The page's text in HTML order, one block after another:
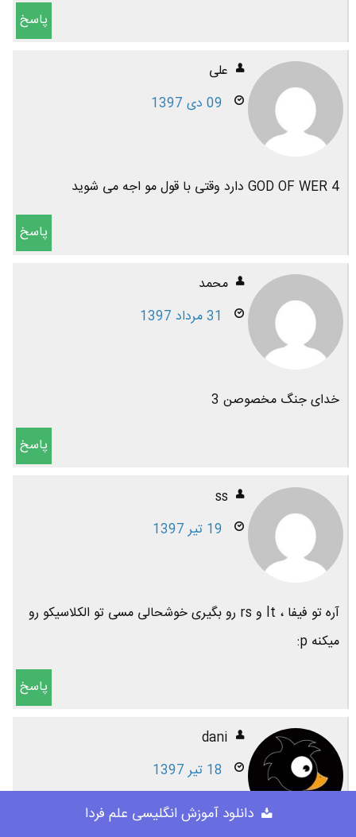
پاسخ
علی
09 دی 1397
GOD OF WER 4 دارد وقتی با قول مو اجه می شوید
پاسخ
محمد
31 مرداد 1397
خدای جنگ مخصوصن 3
پاسخ
ss
19 تیر 1397
آره تو فیفا ، lt و rs رو بگیری خوشحالی مسی تو الکلاسیکو رو
میکنه p:
پاسخ
dani
18 تیر 1397
دانلود آموزش انگلیسی علم فردا